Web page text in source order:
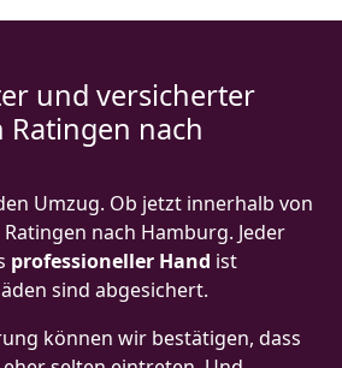
und versicherter
Ratingen nach
Umzug. Ob jetzt innerhalb von
nach Hamburg. Jeder
professioneller Hand ist
sind abgesichert.
können wir bestätigen, dass